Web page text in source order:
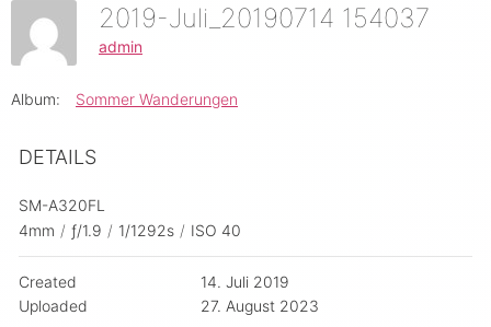
2019-Juli_20190714 154037
admin
Album: Sommer Wanderungen
DETAILS
SM-A320FL
4mm / ƒ/1.9 / 1/1292s / ISO 40
Created
14. Juli 2019
Uploaded
27. August 2023